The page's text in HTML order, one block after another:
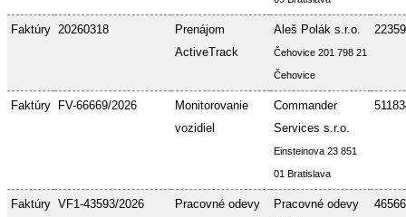
Faktúry 20260318
Prenájom
ActiveTrack
Aleš Polák s.r.o.
Čehovice 201 798 21
Čehovice
Faktúry FV-66669/2026
Monitorovanie
vozidiel
Commander
Services s.r.o.
Einsteinova 23 851
01 Bratislava
Faktúry VF1-43593/2026 Pracovné odevy
Pracovné odevy